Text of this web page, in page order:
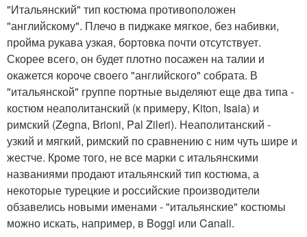
"Итальянский" тип костюма противоположен
"английскому". Плечо в пиджаке мягкое, без набивки,
пройма рукава узкая, бортовка почти отсутствует.
Скорее всего, он будет плотно посажен на талии и
окажется короче своего "английского" собрата. В
"итальянской" группе портные выделяют еще два типа -
костюм неаполитанский (к примеру, Kiton, Isaia) и
римский (Zegna, Brioni, Pal Zileri). Неаполитанский -
узкий и мягкий, римский по сравнению с ним чуть шире и
жестче. Кроме того, не все марки с итальянскими
названиями продают итальянский тип костюма, а
некоторые турецкие и российские производители
обзавелись новыми именами - "итальянские" костюмы
можно искать, например, в Boggi или Canali.